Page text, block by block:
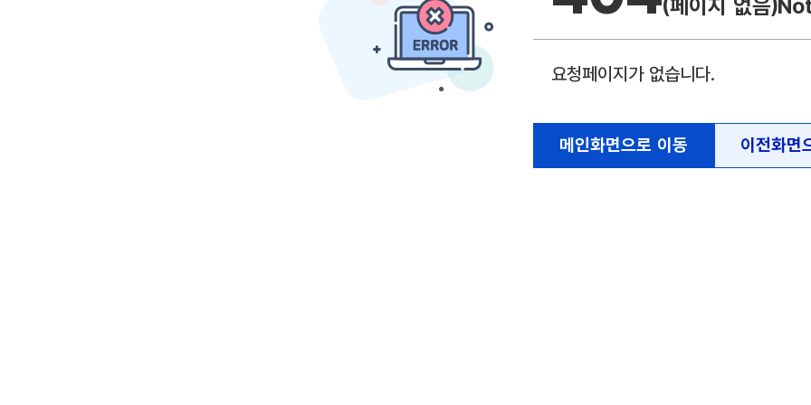
(페이지 없음)
요청페이지가 없습니다.
메인화면으로 이동 이전화면